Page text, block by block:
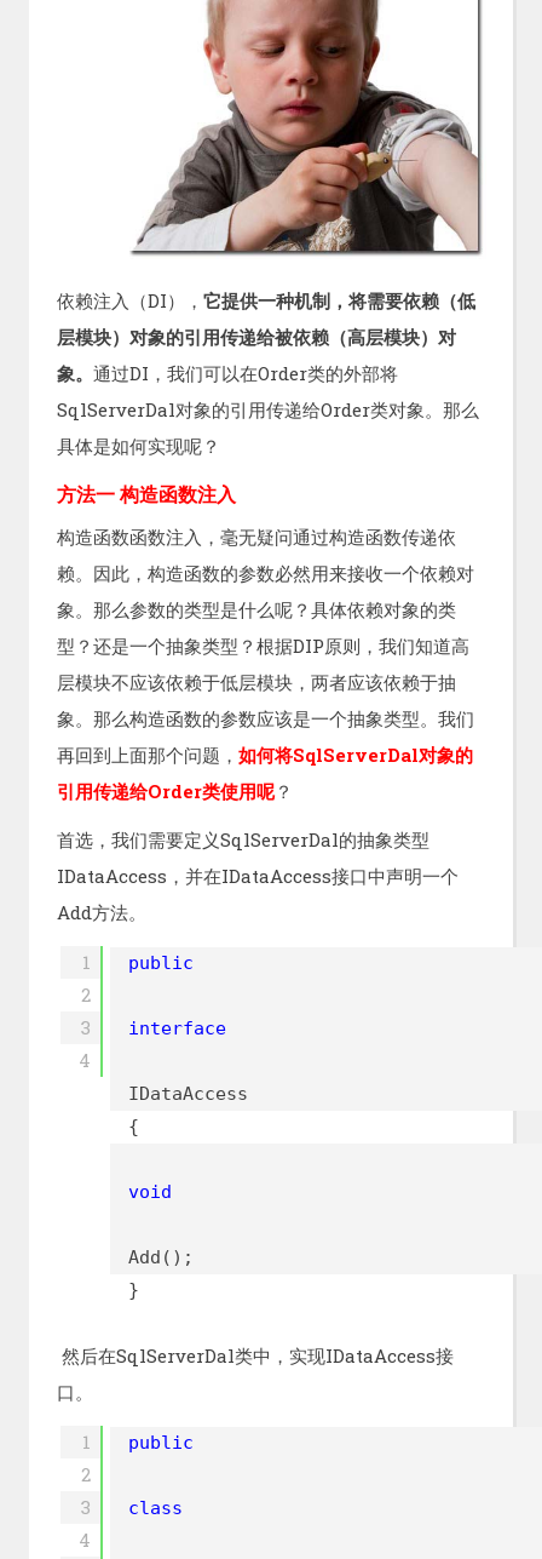
依赖注入（DI）， 它提供一种机制，将需要依赖（低
层模块）对象的引用传递给被依赖（高层模块）对
象。 通过DI，我们可以在Order类的外部将
SqlServerDal对象的引用传递给Order类对象。那么
具体是如何实现呢？
方法一 构造函数注入
构造函数函数注入，毫无疑问通过构造函数传递依
赖。因此，构造函数的参数必然用来接收一个依赖对
象。那么参数的类型是什么呢？具体依赖对象的类
型？还是一个抽象类型？根据DIP原则，我们知道高
层模块不应该依赖于低层模块，两者应该依赖于抽
象。那么构造函数的参数应该是一个抽象类型。我们
再回到上面那个问题， 如何将SqlServerDal对象的
引用传递给Order类使用呢？
首选，我们需要定义SqlServerDal的抽象类型
IDataAccess，并在IDataAccess接口中声明一个
Add方法。
1
2
3
4
public
interface
IDataAccess
{
void
Add();
}
然后在SqlServerDal类中，实现IDataAccess接
口。
1
2
3
4
public
class